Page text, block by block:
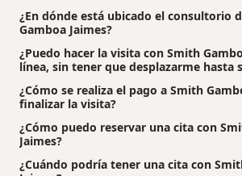
¿En dónde está ubicado el consultorio
Gamboa Jaimes?
¿Puedo hacer la visita con Smith
línea, sin tener que desplazarme hasta
¿Cómo se realiza el pago a Smith
finalizar la visita?
¿Cómo puedo reservar una cita con
Jaimes?
¿Cuándo podría tener una cita con